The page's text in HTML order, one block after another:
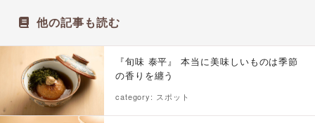
他の記事も読む
『旬味 泰平』 本当に美味しいものは季節
の香りを纏う
category: スポット